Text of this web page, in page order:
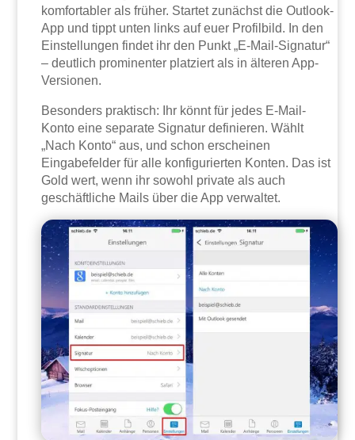
komfortabler als früher. Startet zunächst die Outlook-
App und tippt unten links auf euer Profilbild. In den
Einstellungen findet ihr den Punkt „E-Mail-Signatur“
– deutlich prominenter platziert als in älteren App-
Versionen.
Besonders praktisch: Ihr könnt für jedes E-Mail-
Konto eine separate Signatur definieren. Wählt
„Nach Konto“ aus, und schon erscheinen
Eingabefelder für alle konfigurierten Konten. Das ist
Gold wert, wenn ihr sowohl private als auch
geschäftliche Mails über die App verwaltet.